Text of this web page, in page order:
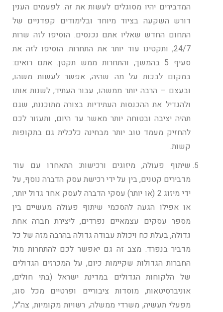
המדבירים יהיו מסוגלים לעשות את זה. לפעמים הענין
דורש השקעה בציוד מיוחד ובלימודים קפדניים של
התחום החדש שאליו אתם נכנסים. הוסיפו לזה שרות
24/7, ותקטינו עוד יותר את התחרות. הוסיפו לזה את
סעיף 5 בהמשך, והתחרות ממש תקטן. אתם רואים:
במקום לבכות על מה שהיה, אפשר לעשות משהו,
ובעצם – הרבה יותר ממשהו, עבור העתיד, לשנות אותו
ולהגדיל את ההכנסות העתידיות בצורה מתוכננת, שגם
תהיה יציבה ובטוחה יותר מאשר עד היום, ותעזור לכם
להחזיק מעמד טוב יותר מבחינה כלכלית גם בתקופות
קשות.
שיתוף פעולה, מיזוגים ורכישות: התאחדו עם עוד
מדבירים קטנים, בין על ידי רכישת עסק הדברה נוסף, על
ידי מיזוג 2 (או יותר) עסקי הדברה לעסק אחד גדול יותר,
או אפילו הגעה להסכמי שיתוף פעולה מעשיים בין
מספר עסקים עצמאיים נפרדים, ליצירת חברה אחת
גדולה, בעלת כח ויכולת עבודה גדולה בהרבה מזה של כל
מדביר בנפרד. מצב זה גם יאפשר לכם להתחרות מול
החברות הגדולות שקיימות כיום, על המכרזים הגדולים
של הלקוחות הגדולים במדינת ישראל (בתי חולים,
אוניברסיטאות, מוסדות ציבוריים ופרטיים מכל סוג,
מפעלי תעשיה, משרדי ממשלה, רשויות מקומיות, צה"ל,